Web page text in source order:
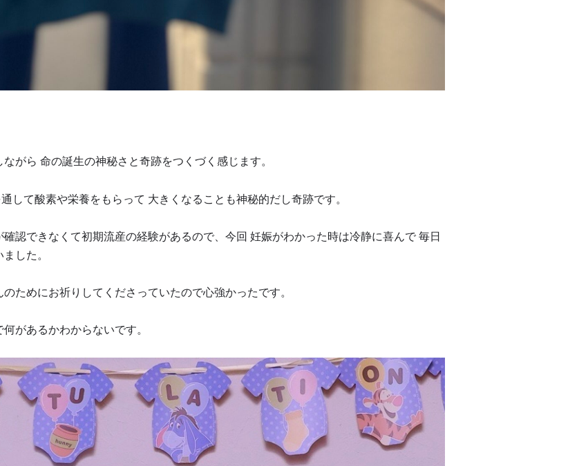
がら 命の誕生の神秘さと奇跡をつくづく感じます。
して酸素や栄養をもらって 大きくなることも神秘的だし奇跡です。
認できなくて初期流産の経験があるので、今回 妊娠がわかった時は冷静に喜んで 毎日
した。
ためにお祈りしてくださっていたので心強かったです。
があるかわからないです。